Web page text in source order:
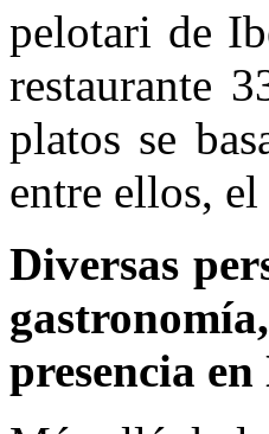
pelotari de
restaurante
platos se
entre ellos, el
Diversas
presencia